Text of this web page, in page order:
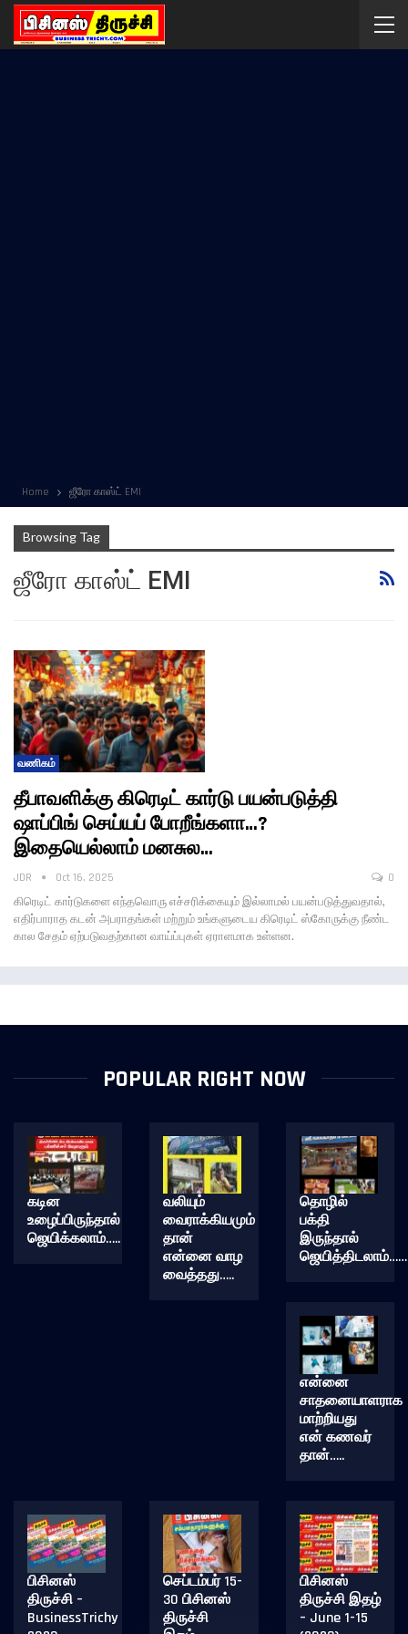
Home ஜீரோ காஸ்ட் EMI
Browsing Tag
ஜீரோ காஸ்ட் EMI
வணிகம்
தீபாவளிக்கு கிரெடிட் கார்டு பயன்படுத்தி
ஷாப்பிங் செய்யப் போறீங்களா…?
இதையெல்லாம் மனசுல…
JDR Oct 16, 2025 0
கிரெடிட் கார்டுகளை எந்தவொரு எச்சரிக்கையும் இல்லாமல் பயன்படுத்துவதால்,
எதிர்பாராத கடன் அபராதங்கள் மற்றும் உங்களுடைய கிரெடிட் ஸ்கோருக்கு நீண்ட
கால சேதம் ஏற்படுவதற்கான வாய்ப்புகள் ஏராளமாக உள்ளன.
POPULAR RIGHT NOW
கடின
உழைப்பிருந்தால்
ஜெயிக்கலாம்…..
வலியும்
வைராக்கியமும்
தான்
என்னை வாழ
வைத்தது…..
தொழில்
பக்தி
இருந்தால்
என்னை
சாதனையாளராக
மாற்றியது
என் கணவர்
தான்…..
பிசினஸ்
திருச்சி –
BusinessTrichy
செப்டம்பர் 15-
30 பிசினஸ்
திருச்சி
பிசினஸ்
திருச்சி இதழ்
– June 1-15